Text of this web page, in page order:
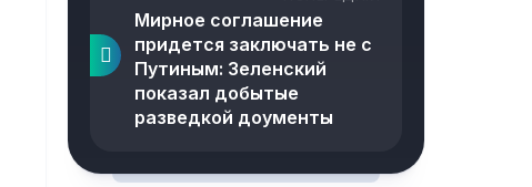
Мирное соглашение
придется заключать не с
Путиным: Зеленский
показал добытые
разведкой доументы